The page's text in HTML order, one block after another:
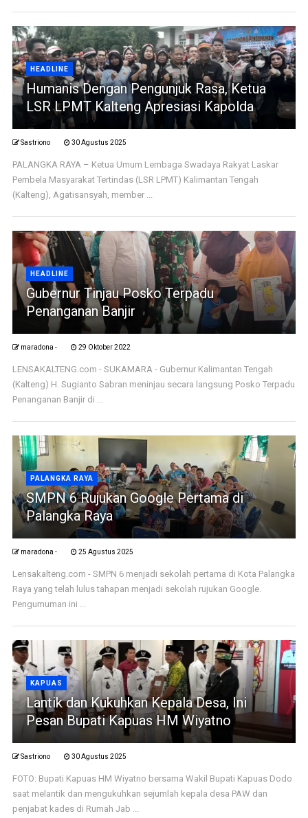
HEADLINE
Humanis Dengan Pengunjuk Rasa, Ketua
LSR LPMT Kalteng Apresiasi Kapolda
Sastriono 30 Agustus 2025
PALANGKA RAYA – Ketua Umum Lembaga Swadaya Rakyat Laskar
Pembela Masyarakat Tertindas (LSR LPMT) Kalimantan Tengah
(Kalteng), Agatisansyah, member ...
HEADLINE
Gubernur Tinjau Posko Terpadu
Penanganan Banjir
maradona - 29 Oktober 2022
LENSAKALTENG.com - SUKAMARA - Gubernur Kalimantan Tengah
(Kalteng) H. Sugianto Sabran meninjau secara langsung Posko Terpadu
Penanganan Banjir di ...
PALANGKA RAYA
SMPN 6 Rujukan Google Pertama di
Palangka Raya
maradona - 25 Agustus 2025
Lensakalteng.com - SMPN 6 menjadi sekolah pertama di Kota Palangka
Raya yang telah lulus tahapan menjadi sekolah rujukan Google.
Pengumuman ini ...
KAPUAS
Lantik dan Kukuhkan Kepala Desa, Ini
Pesan Bupati Kapuas HM Wiyatno
Sastriono 30 Agustus 2025
FOTO: Bupati Kapuas HM Wiyatno bersama Wakil Bupati Kapuas Dodo
saat melantik dan mengukuhkan sejumlah kepala desa PAW dan
penjabat kades di Rumah Jab ...